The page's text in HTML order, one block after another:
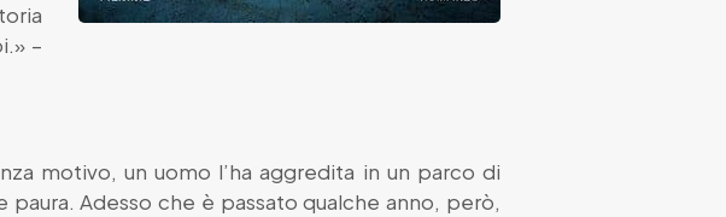
–
motivo, un uomo l’ha aggredita in un parco di
Adesso che è passato qualche anno, però,